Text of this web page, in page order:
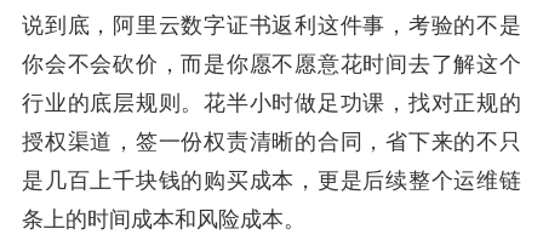
说到底，阿里云数字证书返利这件事，考验的不是
你会不会砍价，而是你愿不愿意花时间去了解这个
行业的底层规则。花半小时做足功课，找对正规的
授权渠道，签一份权责清晰的合同，省下来的不只
是几百上千块钱的购买成本，更是后续整个运维链
条上的时间成本和风险成本。